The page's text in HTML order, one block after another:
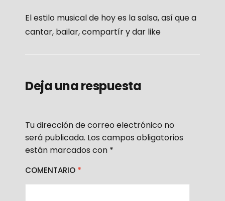
El estilo musical de hoy es la salsa, así que a
cantar, bailar, compartír y dar like
Deja una respuesta
Tu dirección de correo electrónico no
será publicada. Los campos obligatorios
están marcados con *
COMENTARIO *